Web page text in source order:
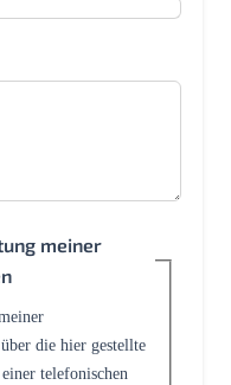
meiner
die hier gestellte
telefonischen